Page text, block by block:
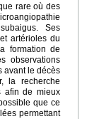
rare où des
Ses
artérioles du
formation de
observations
avant le décès
la recherche
afin de mieux
que ce
permettant